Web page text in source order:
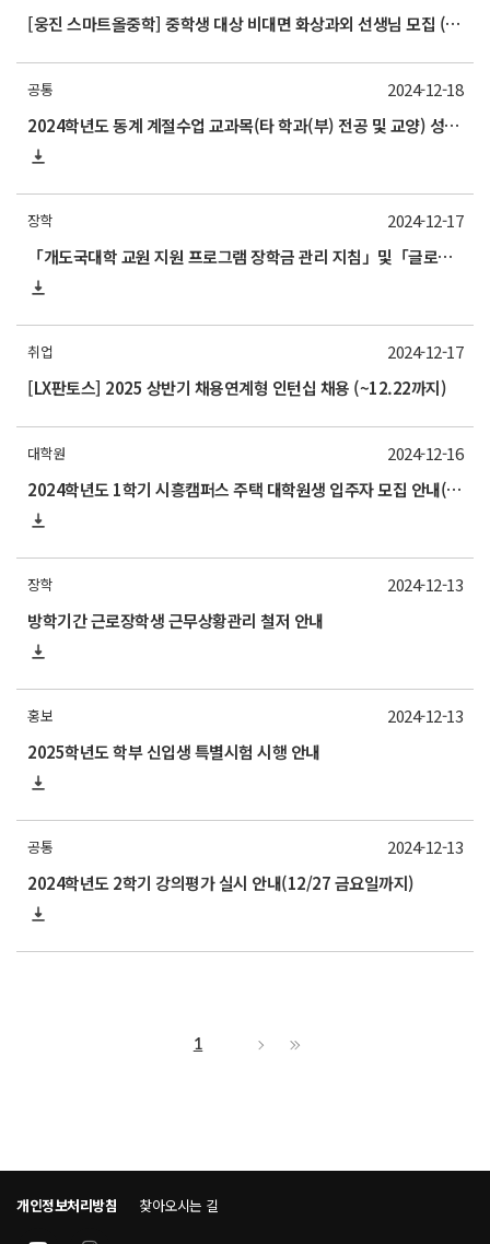
[웅진 스마트올중학] 중학생 대상 비대면 화상과외 선생님 모집 (~12/27)
공통
2024학년도 동계 계절수업 교과목(타 학과(부) 전공 및 교양) 성적평가방법 선택제 신청 안내(2025/1/8 수요일까지)
2024-12-18
장학
「개도국대학 교원 지원 프로그램 장학금 관리 지침」및「글로벌 초우수 인재 육성사업 장학금 관리 지침」개정 안내
2024-12-17
취업
[LX판토스] 2025 상반기 채용연계형 인턴십 채용 (~12.22까지)
2024-12-17
대학원
2024학년도 1학기 시흥캠퍼스 주택 대학원생 입주자 모집 안내(신청 25/1/24~2/5)
2024-12-16
장학
방학기간 근로장학생 근무상황관리 철저 안내
2024-12-13
홍보
2025학년도 학부 신입생 특별시험 시행 안내
2024-12-13
공통
2024학년도 2학기 강의평가 실시 안내(12/27 금요일까지)
2024-12-13
1
개인정보처리방침 찾아오시는 길